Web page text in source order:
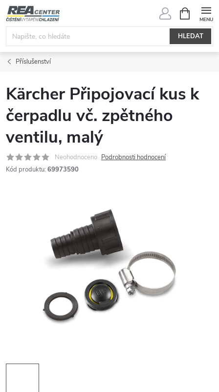
Přejít
na
obsah
HLEDAT
NÁKUPNÍ
KOŠÍK
Příslušenství
Kärcher Připojovací kus k
čerpadlu vč. zpětného
ventilu, malý
Neohodnoceno Podrobnosti hodnocení
Kód produktu: 69973590